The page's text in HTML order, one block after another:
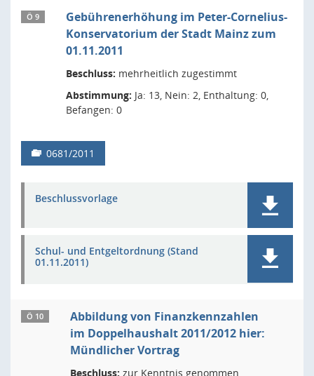
Ö 9
Gebührenerhöhung im Peter-Cornelius-
Konservatorium der Stadt Mainz zum
01.11.2011
Beschluss: mehrheitlich zugestimmt
Abstimmung: Ja: 13, Nein: 2, Enthaltung: 0,
Befangen: 0
0681/2011
Beschlussvorlage
Schul- und Entgeltordnung (Stand
01.11.2011)
Ö 10
Abbildung von Finanzkennzahlen
im Doppelhaushalt 2011/2012 hier:
Mündlicher Vortrag
Beschluss: zur Kenntnis genommen